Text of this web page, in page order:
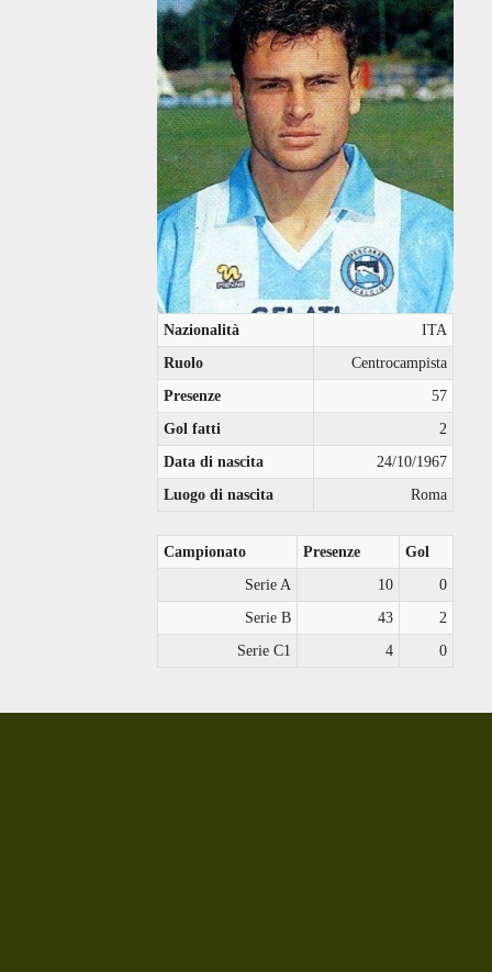
Nazionalità
ITA
Ruolo
Centrocampista
Presenze
57
Gol fatti
2
Data di nascita
24/10/1967
Luogo di nascita
Roma
Campionato Presenze
Gol
Serie A
10
0
Serie B
43
2
Serie C1
4 0